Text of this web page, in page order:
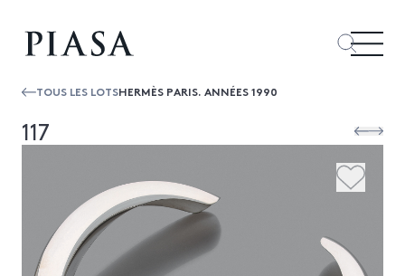
TOUS LES LOTSHERMÈS PARIS. ANNÉES 1990
117